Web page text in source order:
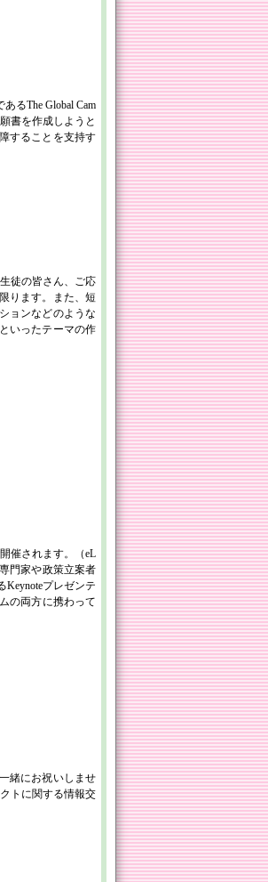
るThe Global Cam
書を作成しようと
することを支持す
徒の皆さん、ご応
ります。また、短
ョンなどのような
いったテーマの作
催されます。（eL
門家や政策立案者
プレゼンテ
の両方に携わって
緒にお祝いしませ
トに関する情報交